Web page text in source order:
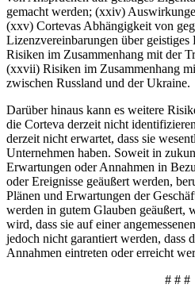
gemacht werden; (xxiv)
(xxv) Cortevas Abhängigkeit von
Lizenzvereinbarungen über
Risiken im Zusammenhang mit der
(xxvii) Risiken im Zusammenhang
zwischen Russland und der Ukraine.
Darüber hinaus kann es weitere
die Corteva derzeit nicht
derzeit nicht erwartet, dass sie
Unternehmen haben. Soweit in
Erwartungen oder Annahmen in
oder Ereignisse geäußert werden,
Plänen und Erwartungen der
werden in gutem Glauben geäußert,
wird, dass sie auf einer
jedoch nicht garantiert werden, dass
Annahmen eintreten oder erreicht
# # #